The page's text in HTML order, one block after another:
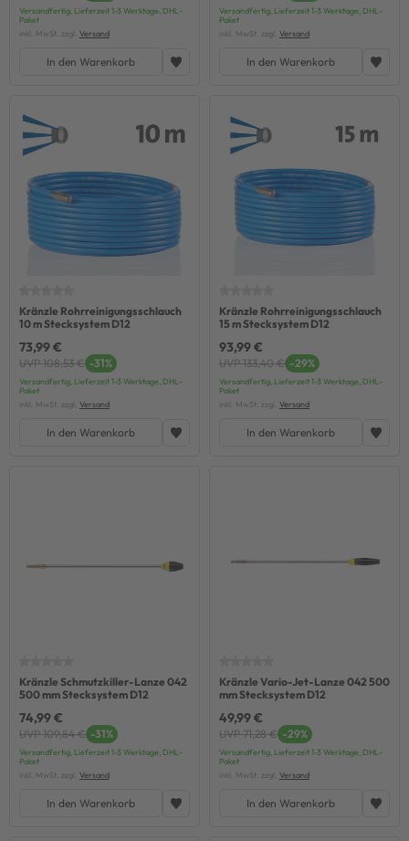
Versandfertig, Lieferzeit 1-3 Werktage, DHL-
Paket
inkl. MwSt. zzgl. Versand
In den Warenkorb
Versandfertig, Lieferzeit 1-3 Werktage, DHL-
Paket
inkl. MwSt. zzgl. Versand
In den Warenkorb
Kränzle Rohrreinigungsschlauch
10 m Stecksystem D12
73,99 €
UVP 108,53 € -31%
Versandfertig, Lieferzeit 1-3 Werktage, DHL-
Paket
inkl. MwSt. zzgl. Versand
In den Warenkorb
Kränzle Rohrreinigungsschlauch
15 m Stecksystem D12
93,99 €
UVP 133,40 € -29%
Versandfertig, Lieferzeit 1-3 Werktage, DHL-
Paket
inkl. MwSt. zzgl. Versand
In den Warenkorb
Kränzle Schmutzkiller-Lanze 042
500 mm Stecksystem D12
74,99 €
UVP 109,84 € -31%
Versandfertig, Lieferzeit 1-3 Werktage, DHL-
Paket
inkl. MwSt. zzgl. Versand
In den Warenkorb
Kränzle Vario-Jet-Lanze 042 500
mm Stecksystem D12
49,99 €
UVP 71,28 € -29%
Versandfertig, Lieferzeit 1-3 Werktage, DHL-
Paket
inkl. MwSt. zzgl. Versand
In den Warenkorb